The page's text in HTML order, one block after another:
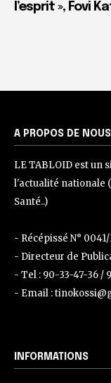
l’esprit », Fovi
A PROPOS DE NOUS
LE TABLOID est
l'actualité nationale
Santé..)
- Récépissé N°
- Directeur de
- Tel : 90-33-47-36 /
- Email :
INFORMATIONS